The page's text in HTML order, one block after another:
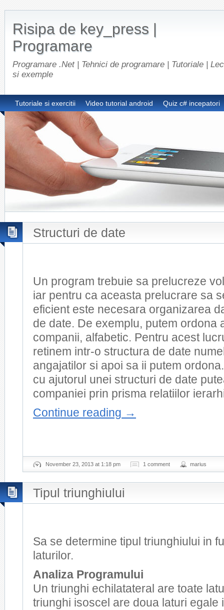
Risipa de key_press |
Programare
Programare .Net | Tehnici de programare | Tutoriale |
si exemple
Tutoriale si exercitii Video tutorial android Quiz c# incepatori
Structuri de date
Un program trebuie sa prelucreze
iar pentru ca aceasta prelucrare sa
eficient este necesara organizarea
de date. De exemplu, putem ordona
companii, alfabetic. Pentru acest
retinem intr-o structura de date
angajatilor si apoi sa ii putem
cu ajutorul unei structuri de date
companiei prin prisma relatiilor
Continue reading →
November 23, 2013 at 1:18 pm 1 comment marius
Tipul triunghiului
Sa se determine tipul triunghiului in
laturilor.
Analiza Programului
Un triunghi echilatateral are toate
triunghi isoscel are doua laturi egale